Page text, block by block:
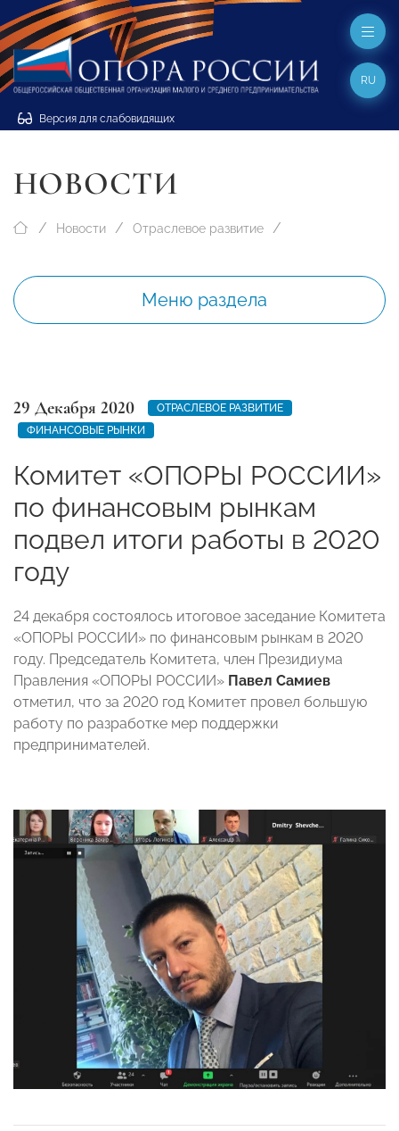
Версия для слабовидящих
RU
НОВОСТИ
Новости Отраслевое развитие
Меню раздела
29 Декабря 2020
ОТРАСЛЕВОЕ РАЗВИТИЕ
ФИНАНСОВЫЕ РЫНКИ
Комитет «ОПОРЫ РОССИИ»
по финансовым рынкам
подвел итоги работы в 2020
году
24 декабря состоялось итоговое заседание Комитета
«ОПОРЫ РОССИИ» по финансовым рынкам в 2020
году. Председатель Комитета, член Президиума
Правления «ОПОРЫ РОССИИ» Павел Самиев
отметил, что за 2020 год Комитет провел большую
работу по разработке мер поддержки
предпринимателей.